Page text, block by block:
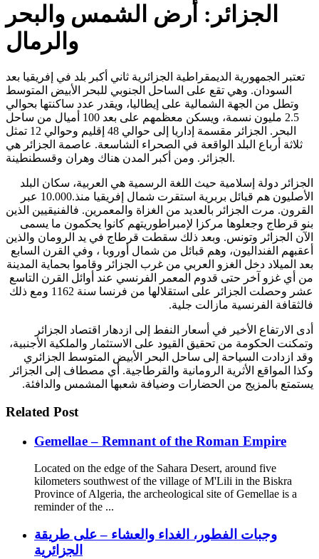
الجزائر: أرض الشمس والبحر
والرمال
تعتبر الجمهورية الديمقراطية الجزائرية ثاني أكبر بلد في إفريقيا بعد
السودان. وهي تقع على الساحل الجنوبي للبحر الأبيض المتوسط
وتطل من الجهة الشمالية على إيطاليا، ويقدر عدد ساكنتها بحوالي
2.5 مليون نسمة، ويسكن معظمهم على بعد 100 أميال من ساحل
البحر. الجزائر مقسمة إداريا إلى حوالي 48 إقليم وحوالي 12 تمثل
ثلاثة أرباع البلد الواقعة في الصحراء الشاسعة. عاصمة الجزائر هي
الجزائر. ومن أكبر المدن هناك وهران وقسطنطينة.
الجزائر دولة إسلامية حيث اللغة الرسمية هي العربية، سكان البلد
الأصليون هم قبائل بربرية استقرت شمال إفريقيا منذ.10.000 عبر
القرون. مرت الجزائر بالعديد من الغزاة والمعمرين. فالفنيقيين الذين
بنو قرطاج وجعلوها مركزا لإمبراطوريتهم كانوا يحكمون ما يسمى
الآن الجزائر وتونس. وبعد ذلك سقطت قرطاج في يد الرومان والذين
أعقبهم الفنداليون، وهم قبائل من شمال أوروبا ، وفي القرن السابع
بعد الميلاد دخل الغزو العربي من غرب الجزائر وقاموا بحماية المدينة
من أي غزو آخر حتى قدوم المعمر الفرنسي عند أوائل القرن التاسع
عشر وحصلت الجزائر على استقلالها من فرنسا سنة 1162 ومع ذلك
فالثقافة الفرنسية مازالت جلية.
أدى الارتفاع الأخير في أسعار النفط إلى ازدهار اقتصاد الجزائر
وتمكنت الحكومة من تحقيق القيود على الاستثمار والملكية الأجنبية،
وقد ازدادت السياحة إلى ساحل البحر الأبيض المتوسط الجزائري
وكذا المواقع الأثرية الرومانية والقرطاجية. أي مصطاف إلى الجزائر
يستمتع بالمزيج من الحضارات وضيافة شعبها المشمس والدافئة.
Related Post
Gemellae – Remnant of the Roman Empire
Located on the edge of the Sahara Desert, around five
kilometers southwest of the village of M'Lili in the Biskra
Province of Algeria, the archeological site of Gemellae is a
reminder of the ...
وجبات الفطور، الغداء والعشاء – على طريقة
الجزائرية